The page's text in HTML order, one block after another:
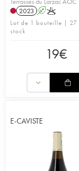
2023 AK
Lot de 1 bouteille | 27
stock
19€
E-CAVISTE